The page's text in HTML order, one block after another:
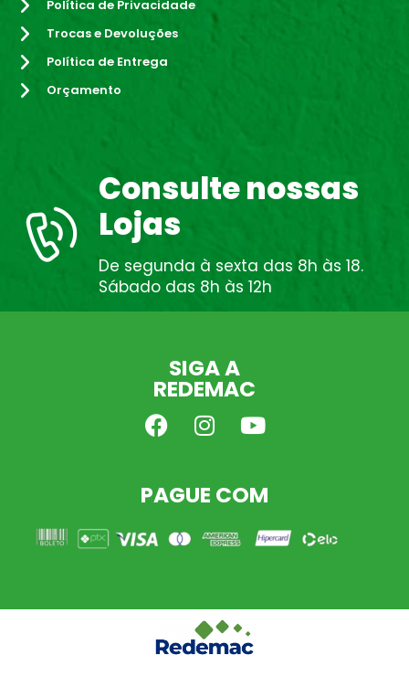
Política de Privacidade
Trocas e Devoluções
Política de Entrega
Orçamento
Consulte nossas
Lojas
De segunda à sexta das 8h às 18.
Sábado das 8h às 12h
SIGA A
REDEMAC
PAGUE COM